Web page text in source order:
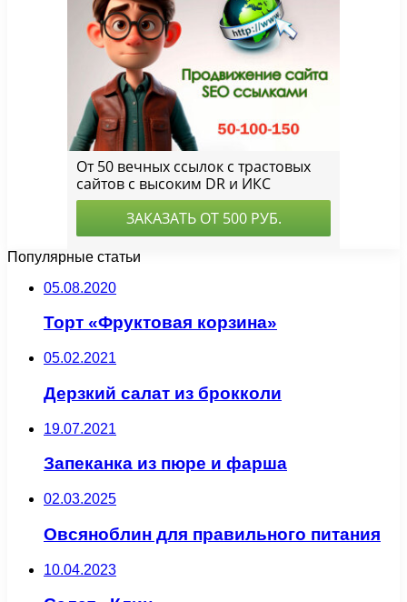
Популярные статьи
05.08.2020
Торт «Фруктовая корзина»
05.02.2021
Дерзкий салат из брокколи
19.07.2021
Запеканка из пюре и фарша
02.03.2025
Овсяноблин для правильного питания
10.04.2023